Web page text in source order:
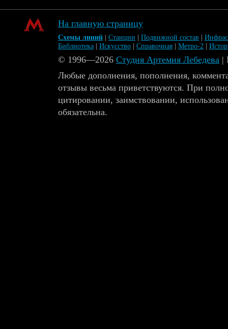
На главную страницу
Схемы линий | Станции | Подвижной состав |
Библиотека | Искусство | Справочная | Метро-2 |
© 1996—2026 Студия Артемия Лебедева |
Любые дополнения, пополнения,
отзывы весьма приветствуются. При
цитировании, заимствовании,
обязательна.